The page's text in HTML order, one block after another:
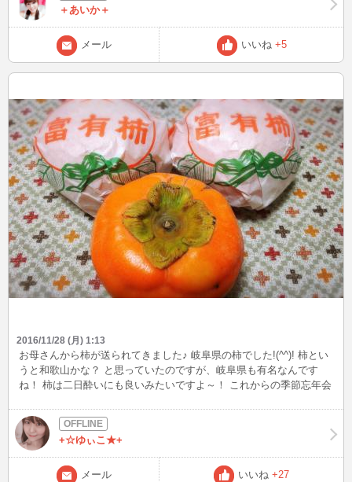
＋あいか＋
メール いいね +5
2016/11/28 (月) 1:13
お母さんから柿が送られてきました♪ 岐阜県の柿でした!(^^)! 柿とい
うと和歌山かな？ と思っていたのですが、岐阜県も有名なんです
ね！ 柿は二日酔いにも良いみたいですよ～！ これからの季節忘年会
+☆ゆぃこ★+
メール いいね +27